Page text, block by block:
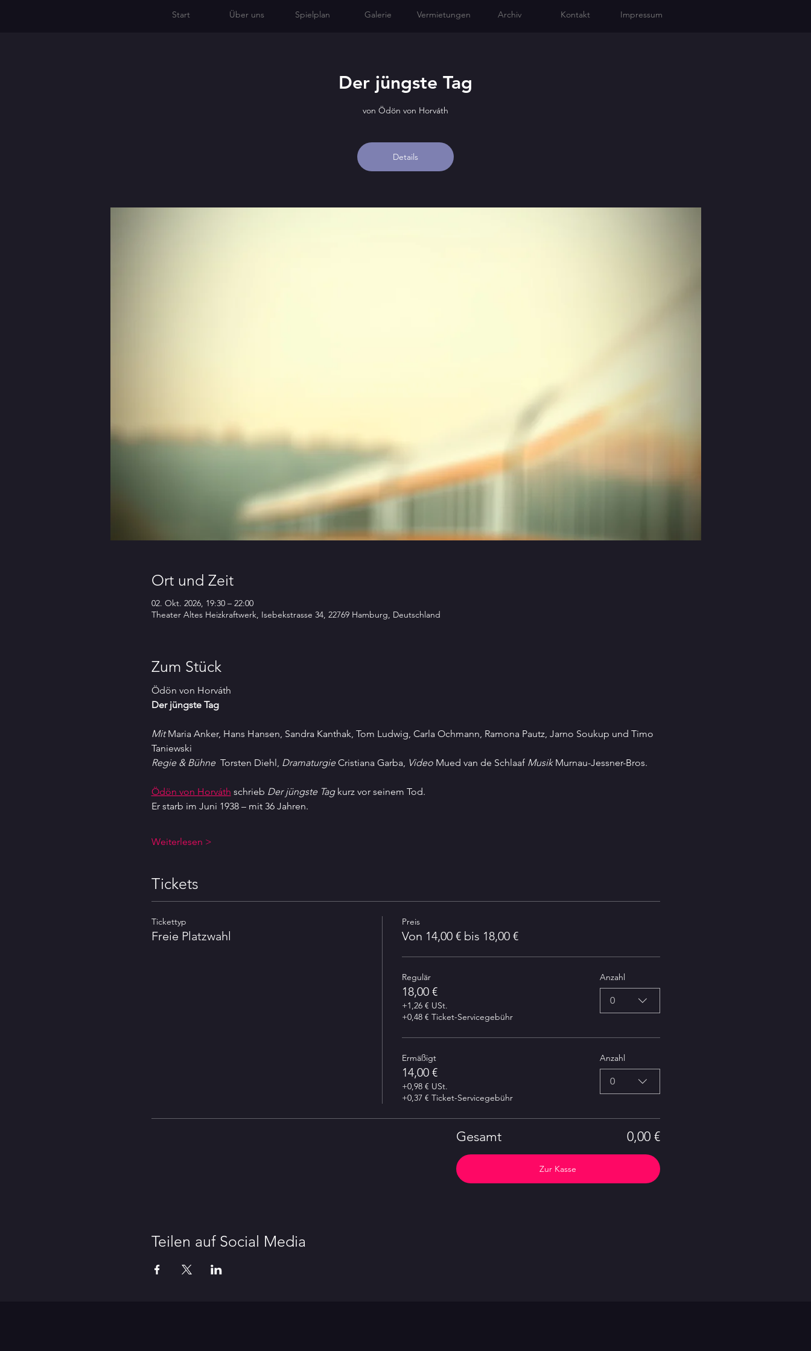
Der jüngste Tag
von Ödön von Horváth
Details
Ort und Zeit
02. Okt. 2026, 19:30 – 22:00
Theater Altes Heizkraftwerk, Isebekstrasse 34, 22769 Hamburg, Deutschland
Zum Stück
Ödön von Horváth
Der jüngste Tag
Mit Maria Anker, Hans Hansen, Sandra Kanthak, Tom Ludwig, Carla Ochmann, Ramona Pautz, Jarno Soukup und Timo
Taniewski
Regie & Bühne Torsten Diehl, Dramaturgie Cristiana Garba, Video Mued van de Schlaaf Musik Murnau-Jessner-Bros.
Ödön von Horváth schrieb Der jüngste Tag kurz vor seinem Tod.
Er starb im Juni 1938 – mit 36 Jahren.
Weiterlesen >
Tickets
Tickettyp
Freie Platzwahl
Preis
Von 14,00 € bis 18,00 €
Regulär
18,00 €
+1,26 € USt.
+0,48 € Ticket-Servicegebühr
Anzahl
0
Ermäßigt
14,00 €
+0,98 € USt.
+0,37 € Ticket-Servicegebühr
Anzahl
0
Gesamt 0,00 €
Zur Kasse
Teilen auf Social Media
Start Über uns Spielplan Galerie Vermietungen Archiv Kontakt Impressum